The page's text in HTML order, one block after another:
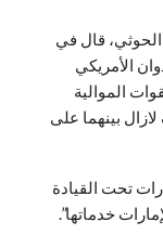
الحوثي، قال في
الأمريكي
الموالية
بينهما على
تحت القيادة
خدماتها”.